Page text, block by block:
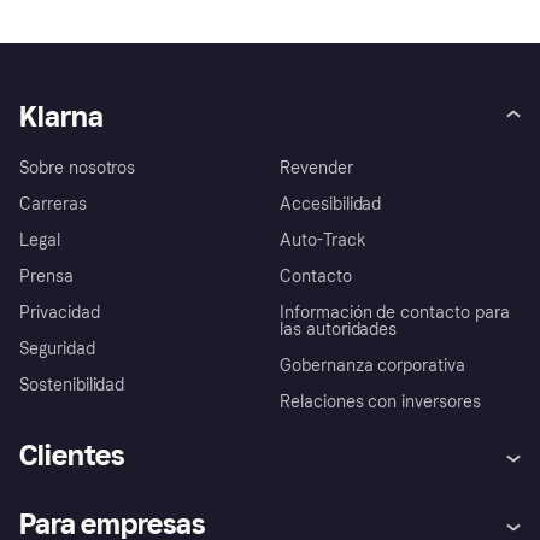
Klarna
Sobre nosotros
Carreras
Legal
Prensa
Privacidad
Seguridad
Sostenibilidad
Revender
Accesibilidad
Auto-Track
Contacto
Información de contacto para
las autoridades
Gobernanza corporativa
Relaciones con inversores
Clientes
Para empresas